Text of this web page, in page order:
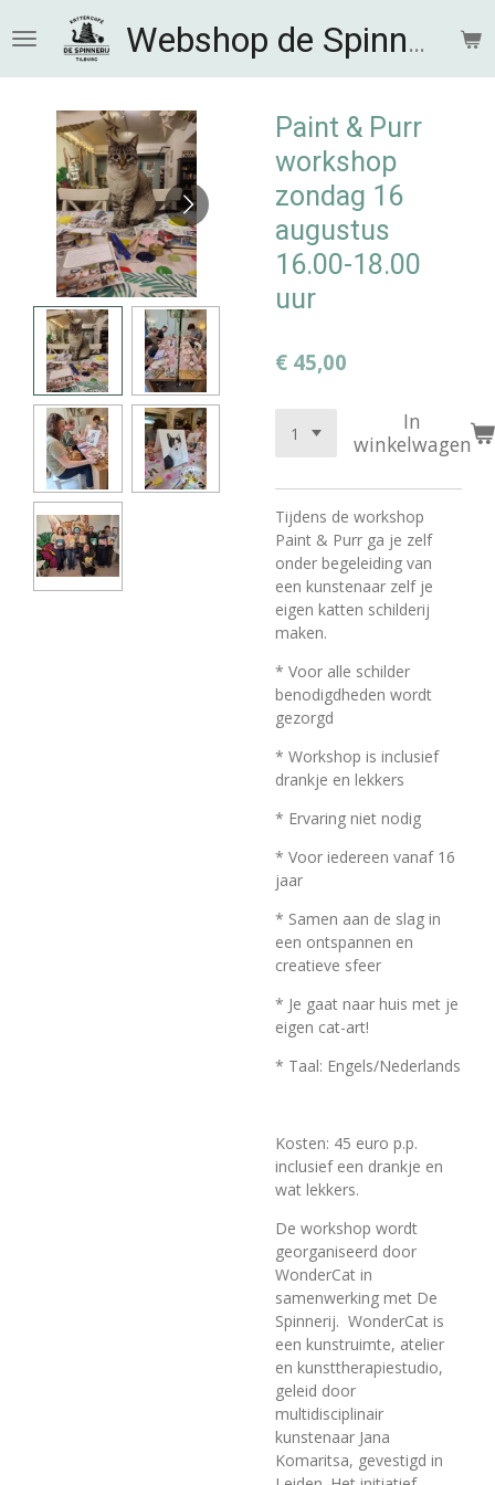
direct
hoofdinhoud
Webshop de Spinnerij
Paint & Purr
workshop
zondag 16
augustus
16.00-18.00
uur
€ 45,00
In
winkelwagen
Tijdens de workshop
Paint & Purr ga je zelf
onder begeleiding van
een kunstenaar zelf je
eigen katten schilderij
maken.
* Voor alle schilder
benodigdheden wordt
gezorgd
* Workshop is inclusief
drankje en lekkers
* Ervaring niet nodig
* Voor iedereen vanaf 16
jaar
* Samen aan de slag in
een ontspannen en
creatieve sfeer
* Je gaat naar huis met je
eigen cat-art!
* Taal: Engels/Nederlands
Kosten: 45 euro p.p.
inclusief een drankje en
wat lekkers.
De workshop wordt
georganiseerd door
WonderCat in
samenwerking met De
Spinnerij. WonderCat is
een kunstruimte, atelier
en kunsttherapiestudio,
geleid door
multidisciplinair
kunstenaar Jana
Komaritsa, gevestigd in